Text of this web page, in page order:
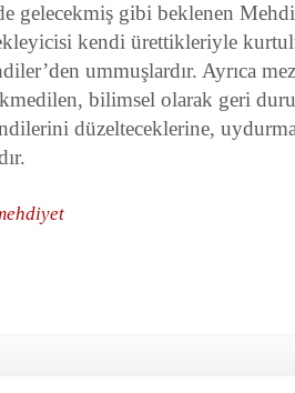
gelecekmiş gibi beklenen
kendi ürettikleriyle
ummuşlardır. Ayrıca
bilimsel olarak geri
düzelteceklerine,